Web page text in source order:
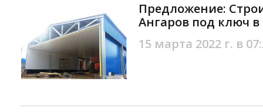
Предложение:
Ангаров под ключ
15 марта 2022 г. в